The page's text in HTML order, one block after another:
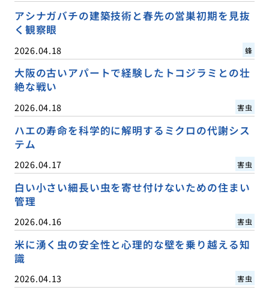
アシナガバチの建築技術と春先の営巣初期を見抜
く観察眼
2026.04.18 蜂
大阪の古いアパートで経験したトコジラミとの壮
絶な戦い
2026.04.18 害虫
ハエの寿命を科学的に解明するミクロの代謝シス
テム
2026.04.17 害虫
白い小さい細長い虫を寄せ付けないための住まい
管理
2026.04.16 害虫
米に湧く虫の安全性と心理的な壁を乗り越える知
識
2026.04.13 害虫